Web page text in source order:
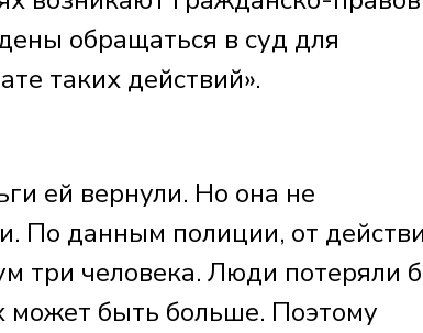
обращаться в суд для
таких действий».
ей вернули. Но она не
По данным полиции, от
три человека. Люди потеряли
может быть больше. Поэтому